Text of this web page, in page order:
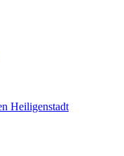
Heiligenstadt